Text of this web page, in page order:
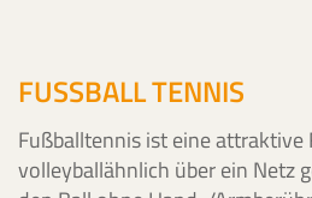
FUSSBALL TENNIS
Fußballtennis ist eine attraktive
volleyballähnlich über ein Netz